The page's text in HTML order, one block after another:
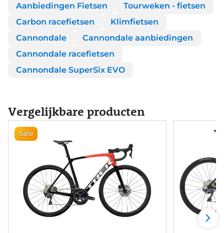
Aanbiedingen Fietsen
Tourweken - fietsen
Carbon racefietsen
Klimfietsen
Cannondale
Cannondale aanbiedingen
Cannondale racefietsen
Cannondale SuperSix EVO
Vergelijkbare producten
Sale